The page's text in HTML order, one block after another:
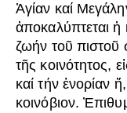
Ἁγίαν καί
ἀποκαλύπτεται ἡ
ζωήν τοῦ πιστοῦ
τῆς κοινότητος,
καί τήν ἐνορίαν
κοινόβιον.